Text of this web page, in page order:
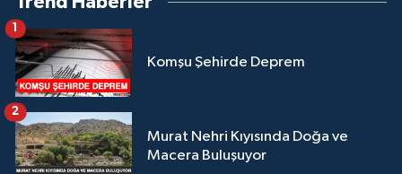
Komşu Şehirde Deprem
1
Murat Nehri Kıyısında Doğa ve
Macera Buluşuyor
2